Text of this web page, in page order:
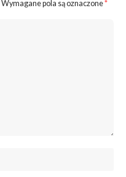
Wymagane pola są oznaczone*